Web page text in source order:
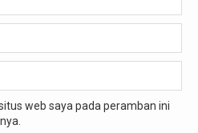
web saya pada peramban ini